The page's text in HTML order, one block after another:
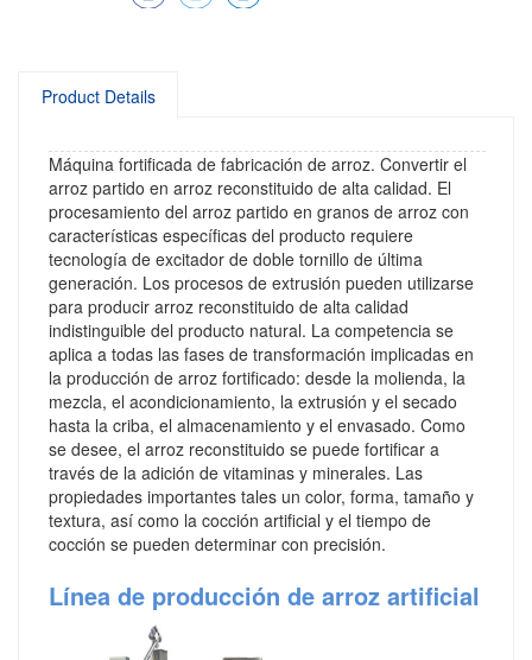
Product Details
Máquina fortificada de fabricación de arroz. Convertir el
arroz partido en arroz reconstituido de alta calidad. El
procesamiento del arroz partido en granos de arroz con
características específicas del producto requiere
tecnología de excitador de doble tornillo de última
generación. Los procesos de extrusión pueden utilizarse
para producir arroz reconstituido de alta calidad
indistinguible del producto natural. La competencia se
aplica a todas las fases de transformación implicadas en
la producción de arroz fortificado: desde la molienda, la
mezcla, el acondicionamiento, la extrusión y el secado
hasta la criba, el almacenamiento y el envasado. Como
se desee, el arroz reconstituido se puede fortificar a
través de la adición de vitaminas y minerales. Las
propiedades importantes tales un color, forma, tamaño y
textura, así como la cocción artificial y el tiempo de
cocción se pueden determinar con precisión.
Línea de producción de arroz artificial